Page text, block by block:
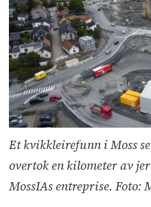
Et kvikkleirefunn i Moss
overtok en kilometer av
MossIAs entreprise. Foto: